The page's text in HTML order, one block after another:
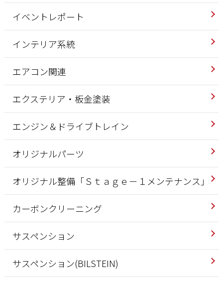
イベントレポート
インテリア系統
エアコン関連
エクステリア・板金塗装
エンジン＆ドライブトレイン
オリジナルパーツ
オリジナル整備「Ｓｔａｇｅ－１メンテナンス」
カーボンクリーニング
サスペンション
サスペンション(BILSTEIN)